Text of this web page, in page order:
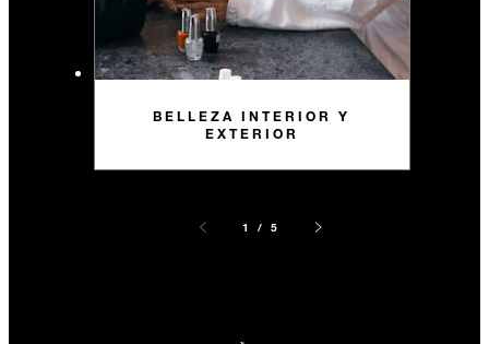
BELLEZA INTERIOR Y
EXTERIOR
1 / 5